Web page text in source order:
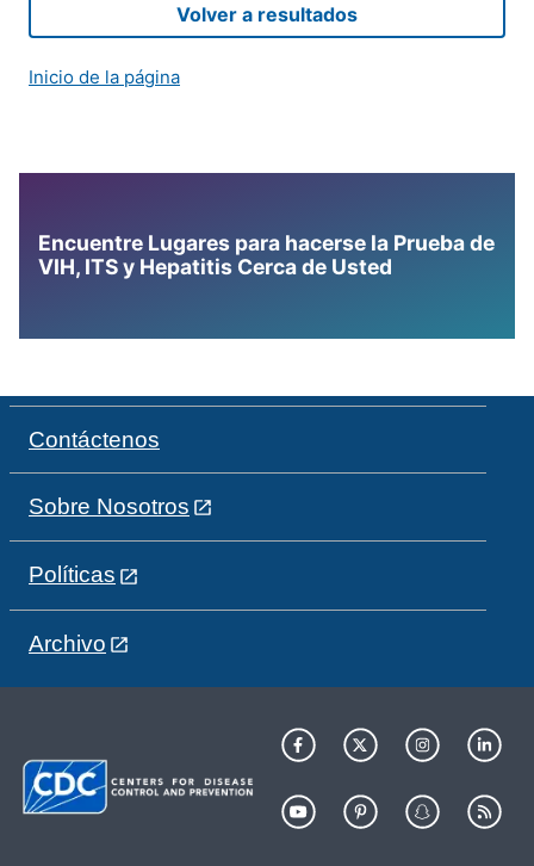
Volver a resultados
Inicio de la página
Encuentre Lugares para hacerse la Prueba de
VIH, ITS y Hepatitis Cerca de Usted
Contáctenos
Sobre Nosotros
Políticas
Archivo